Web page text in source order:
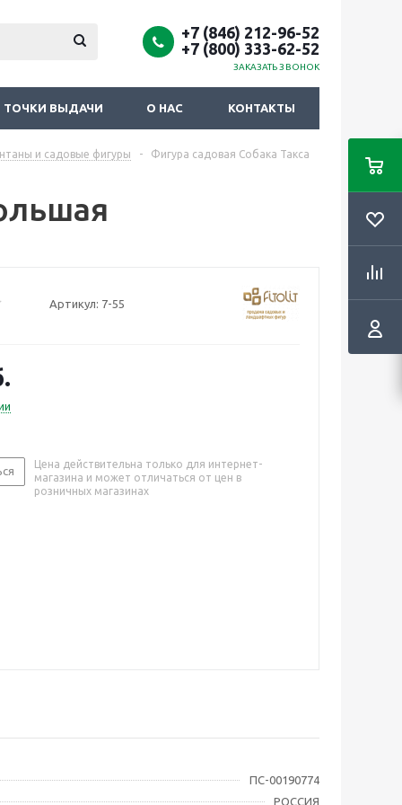
+7 (846) 212-96-52
+7 (800) 333-62-52
ЗАКАЗАТЬ ЗВОНОК
ТОЧКИ ВЫДАЧИ О НАС КОНТАКТЫ
и садовые фигуры -
Фигура садовая Собака Такса
Артикул: 7-55
Цена действительна только для интернет-
магазина и может отличаться от цен в
розничных магазинах
ПС-00190774
РОССИЯ